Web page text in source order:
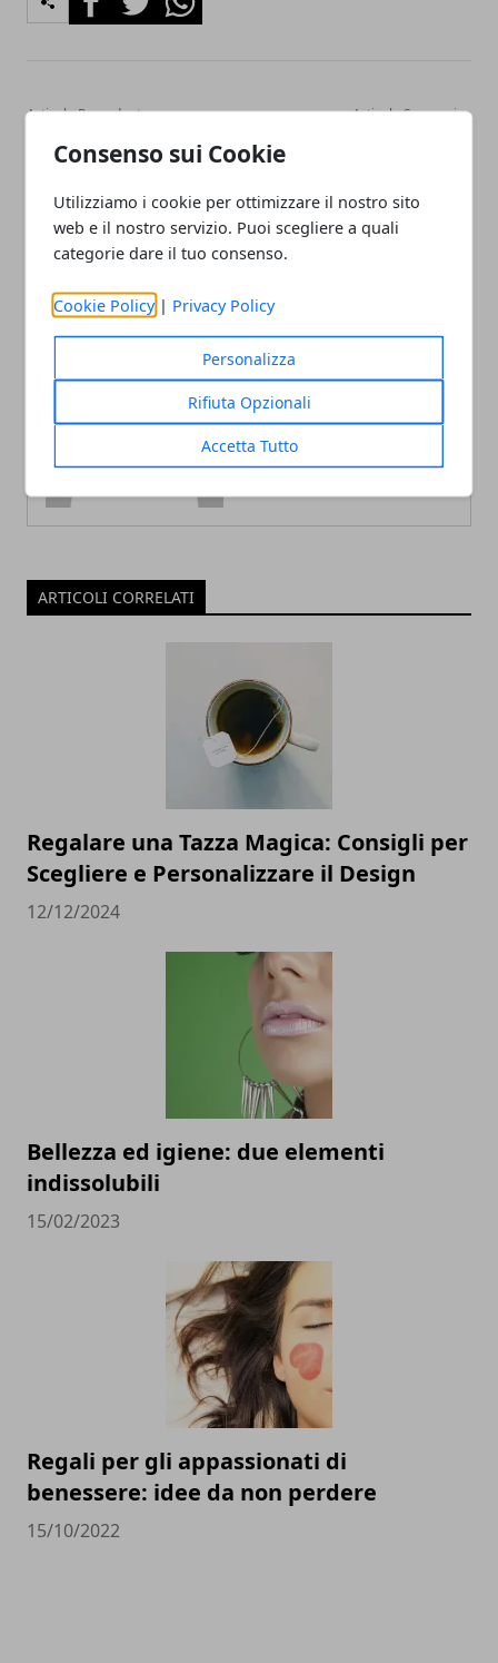
Consenso sui Cookie
Utilizziamo i cookie per ottimizzare il nostro sito
web e il nostro servizio. Puoi scegliere a quali
categorie dare il tuo consenso.
Cookie Policy | Privacy Policy
Personalizza
Rifiuta Opzionali
Accetta Tutto
Articolo Precedente
Regali per laurea in
scienze motorie: 5 idee
Articolo Successivo
anniversario genitori: ecco
Redazione
ARTICOLI CORRELATI
Regalare una Tazza Magica: Consigli per
Scegliere e Personalizzare il Design
12/12/2024
Bellezza ed igiene: due elementi
indissolubili
15/02/2023
Regali per gli appassionati di
benessere: idee da non perdere
15/10/2022